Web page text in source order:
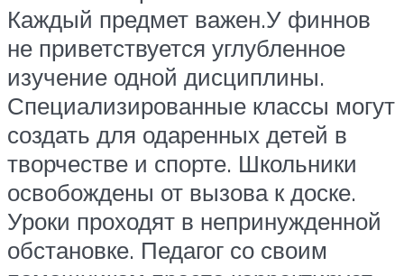
Каждый предмет важен.У финнов
не приветствуется углубленное
изучение одной дисциплины.
Специализированные классы могут
создать для одаренных детей в
творчестве и спорте. Школьники
освобождены от вызова к доске.
Уроки проходят в непринужденной
обстановке. Педагог со своим